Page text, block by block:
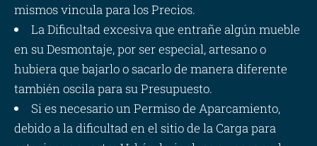
mismos vincula para los Precios.
La Dificultad excesiva que entrañe algún mueble
en su Desmontaje, por ser especial, artesano o
hubiera que bajarlo o sacarlo de manera diferente
también oscila para su Presupuesto.
Si es necesario un Permiso de Aparcamiento,
debido a la dificultad en el sitio de la Carga para